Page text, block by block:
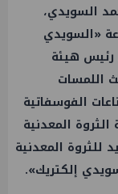
السويدي،
«السويدي
رئيس هيئة
اللمسات
الفوسفاتية
المعدنية
للثروة المعدنية
إلكتريك».